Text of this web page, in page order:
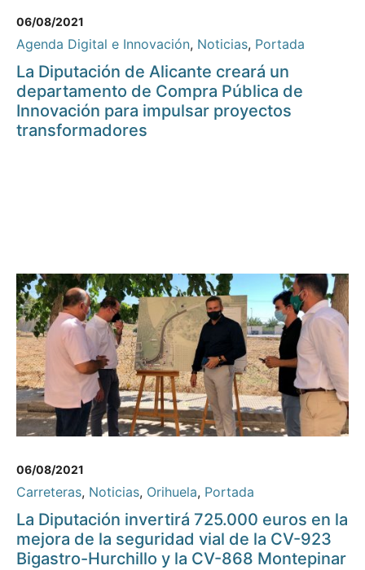
06/08/2021
Agenda Digital e Innovación, Noticias, Portada
La Diputación de Alicante creará un
departamento de Compra Pública de
Innovación para impulsar proyectos
transformadores
06/08/2021
Carreteras, Noticias, Orihuela, Portada
La Diputación invertirá 725.000 euros en la
mejora de la seguridad vial de la CV-923
Bigastro-Hurchillo y la CV-868 Montepinar